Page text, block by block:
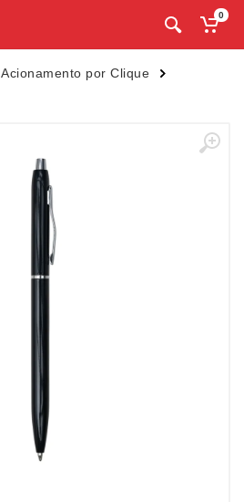
0
Acionamento por Clique